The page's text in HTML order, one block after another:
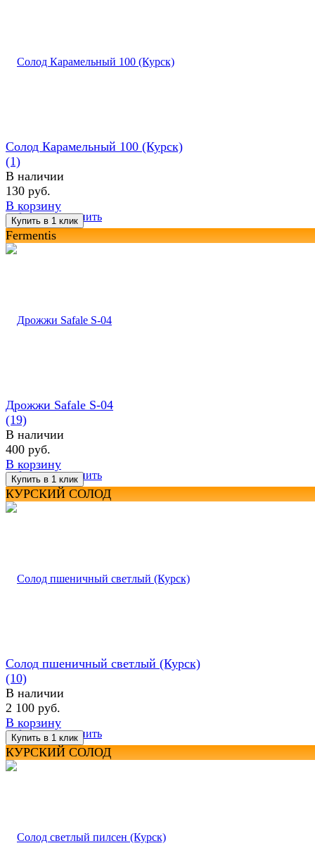
избранное сравнить
Солод Карамельный 100 (Курск)
(1)
В наличии
130 руб.
В корзину
Fermentis
избранное сравнить
Дрожжи Safale S-04
(19)
В наличии
400 руб.
В корзину
КУРСКИЙ СОЛОД
избранное сравнить
Солод пшеничный светлый (Курск)
(10)
В наличии
2 100 руб.
В корзину
КУРСКИЙ СОЛОД